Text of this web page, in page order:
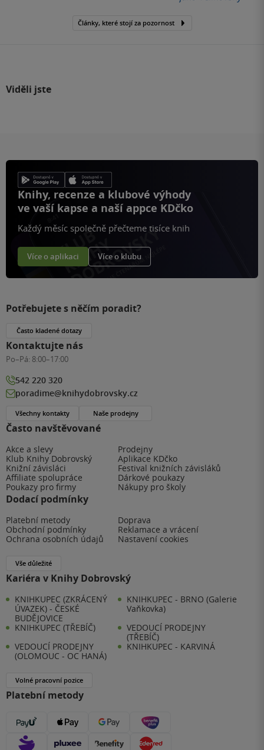
Články, které stojí za pozornost
Viděli jste
Knihy, recenze a klubové výhody
ve vaší kapse a naší appce KDčko
Každý měsíc společně přečteme tisíce knih
Více o aplikaci Více o klubu
Často navštěvované
Akce a slevy
Prodejny
Klub Knihy Dobrovský
Aplikace KDčko
Knižní závisláci
Festival knižních závisláků
Affiliate spolupráce
Dárkové poukazy
Poukazy pro firmy
Nákupy pro školy
Dodací podmínky
Platební metody
Doprava
Obchodní podmínky
Reklamace a vrácení
Ochrana osobních údajů
Nastavení cookies
Vše důležité
Kariéra v Knihy Dobrovský
KNIHKUPEC (ZKRÁCENÝ
ÚVAZEK) - ČESKÉ
BUDĚJOVICE
KNIHKUPEC - BRNO (Galerie
Vaňkovka)
KNIHKUPEC (TŘEBÍČ)
VEDOUCÍ PRODEJNY
(TŘEBÍČ)
VEDOUCÍ PRODEJNY
(OLOMOUC - OC HANÁ)
KNIHKUPEC - KARVINÁ
Volné pracovní pozice
Platební metody
Potřebujete s něčím poradit?
Často kladené dotazy
Kontaktujte nás
Po–Pá: 8:00–17:00
542 220 320
poradime@knihydobrovsky.cz
Všechny kontakty Naše prodejny